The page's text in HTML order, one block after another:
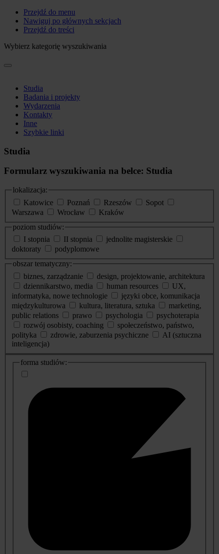
Przejdź do menu
Nawiguj po głównych sekcjach
Przejdź do treści
Wybierz kategorię wyszukiwania
Studia
Badania i projekty
Wydarzenia
Kontakty
Inne
Szybkie linki
Studia
Formularz wyszukiwania na belce: Studia
lokalizacja:
Katowice
Poznań Rzeszów
Sopot
Warszawa
Wrocław
Kraków
poziom studiów:
I stopnia
II stopnia
jednolite magisterskie
doktoraty
podyplomowe
obszar tematyczny:
biznes, zarządzanie
design, projektowanie, architektura
dziennikarstwo, media
human resources
UX,
informatyka, nowe technologie
języki obce, komunikacja
międzykulturowa
kultura, literatura, sztuka
marketing,
public relations
prawo psychologia
psychoterapia
rozwój osobisty, coaching
społeczeństwo, państwo,
polityka
zdrowie, zaburzenia psychiczne
AI (sztuczna
inteligencja)
dodatkowe
informacje
forma studiów: